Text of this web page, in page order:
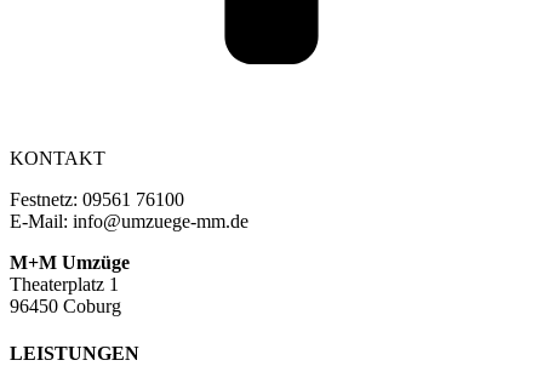
KONTAKT
Festnetz: 09561 76100
E-Mail: info@umzuege-mm.de
M+M Umzüge
Theaterplatz 1
96450 Coburg
LEISTUNGEN